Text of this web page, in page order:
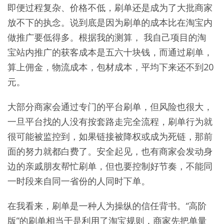
即便过程复杂、价格不低，刷单还是成为了大批商家
放不下的执念。说到底是因为刷单的成本比在淘宝内
做推广要低得多。根据我的测算， 我自己项目的淘
宝站内推广的获客成本是五六十块钱，而通过刷单，
算上佣金，物流成本，包材成本，平均下来还不到20
元。
大部分商家会通过专门的平台刷单，但风险也很大，
一旦平台找的人没有按套路走完全流程，刷单行为就
很可能被监控到，如果链接被降权或成为死链，那前
面的努力就都白费了。安全起见，也有商家会发动身
边的亲戚朋友帮忙刷单，但也要控制好节奏，不能同
一时段来自同一省份的人同时下单。
在我看来，刷单是一种人为操纵的信任背书。“高阶
版”的刷单相当于是利用了淘宝规则，商家先把单量